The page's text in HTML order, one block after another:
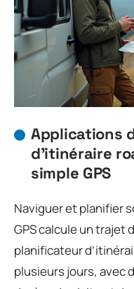
Applications
d’itinéraire
simple GPS
Naviguer et planifier
GPS calcule un trajet
planificateur
plusieurs jours, avec